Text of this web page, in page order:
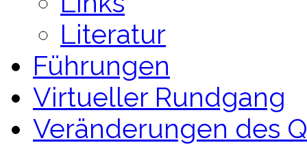
Literatur
Führungen
Virtueller Rundgang
Veränderungen des